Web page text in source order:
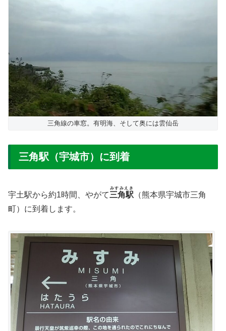
三角線の車窓。有明海、そして奥には雲仙岳
三角駅（宇城市）に到着
宇土駅から約1時間、やがて三角駅
みすみえき
（熊本県宇城市三角
町）に到着します。